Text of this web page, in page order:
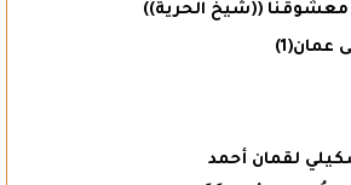
معشوقنا ((شيخ الحرية))
عمان(1)
لقمان أحمد